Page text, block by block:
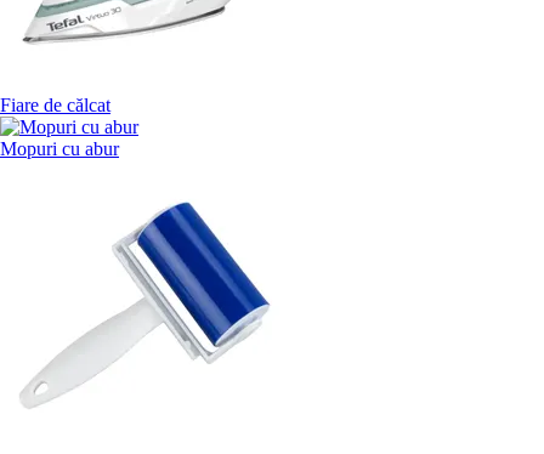
Fiare de călcat
Mopuri cu abur